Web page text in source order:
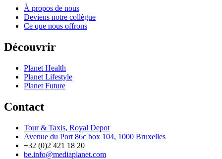
À propos de nous
Deviens notre collègue
Ce que nous offrons
Découvrir
Planet Health
Planet Lifestyle
Planet Future
Contact
Tour & Taxis, Royal Depot
Avenue du Port 86c box 104, 1000 Bruxelles
+32 (0)2 421 18 20
be.info@mediaplanet.com